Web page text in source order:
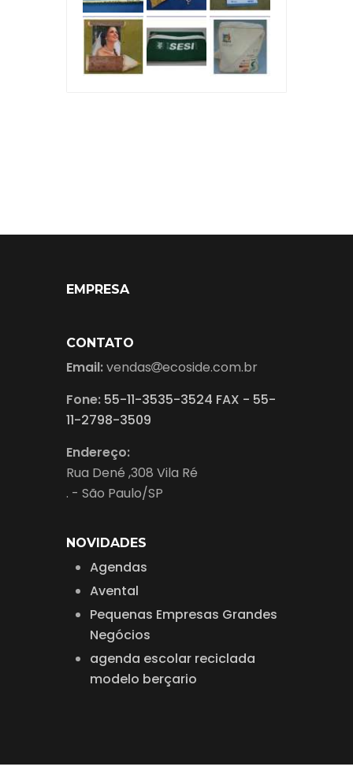
EMPRESA
CONTATO
Email:vendas
ecoside.com.br
Fone: 55-11-3535-3524 FAX - 55-
11-2798-3509
Endereço:
Rua Dené ,308 Vila Ré
. - São Paulo/SP
NOVIDADES
Agendas
Avental
Pequenas Empresas Grandes
Negócios
agenda escolar reciclada
modelo berçario